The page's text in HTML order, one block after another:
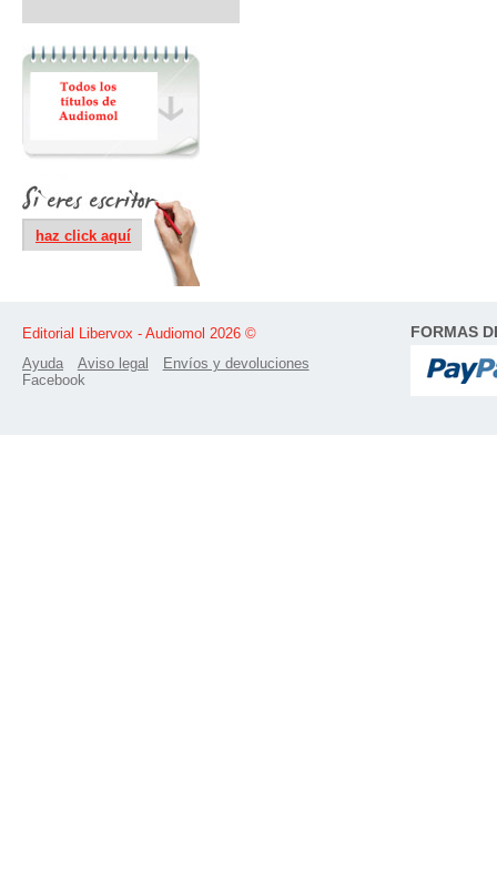
haz click aquí
Editorial Libervox - Audiomol 2026 ©
Ayuda
Aviso legal
Envíos y devoluciones
Facebook
FORMAS